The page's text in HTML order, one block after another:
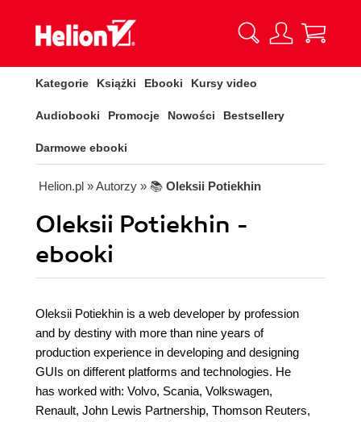
Kategorie Książki Ebooki Kursy video
Audiobooki Promocje Nowości Bestsellery
Darmowe ebooki
Helion.pl » Autorzy » 📚 Oleksii Potiekhin
Oleksii Potiekhin -
ebooki
Oleksii Potiekhin is a web developer by profession
and by destiny with more than nine years of
production experience in developing and designing
GUIs on different platforms and technologies. He
has worked with: Volvo, Scania, Volkswagen,
Renault, John Lewis Partnership, Thomson Reuters,